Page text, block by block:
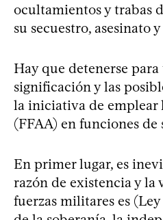
ocultamientos y trabas
su secuestro, asesinato
Hay que detenerse
significación y las
la iniciativa de emplear
(FFAA) en funciones
En primer lugar, es
razón de existencia y la
fuerzas militares es (Ley